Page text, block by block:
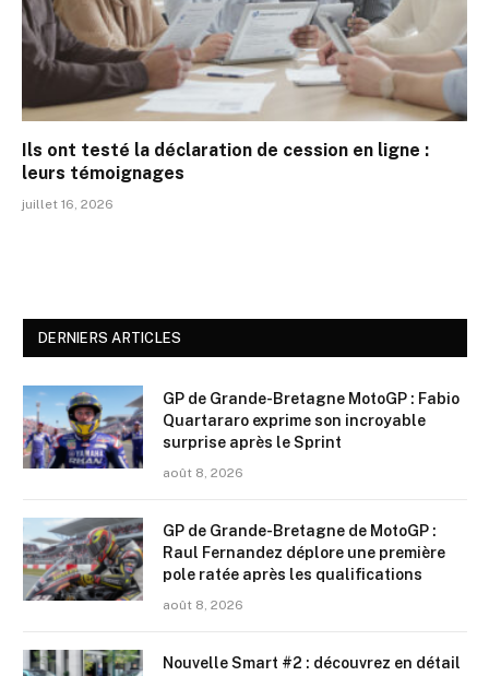
Ils ont testé la déclaration de cession en ligne :
leurs témoignages
juillet 16, 2026
DERNIERS ARTICLES
GP de Grande-Bretagne MotoGP : Fabio
Quartararo exprime son incroyable
surprise après le Sprint
août 8, 2026
GP de Grande-Bretagne de MotoGP :
Raul Fernandez déplore une première
pole ratée après les qualifications
août 8, 2026
Nouvelle Smart #2 : découvrez en détail